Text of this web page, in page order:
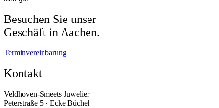
Besuchen Sie unser
Geschäft in Aachen.
Terminvereinbarung
Kontakt
Veldhoven-Smeets Juwelier
Peterstraße 5 · Ecke Büchel